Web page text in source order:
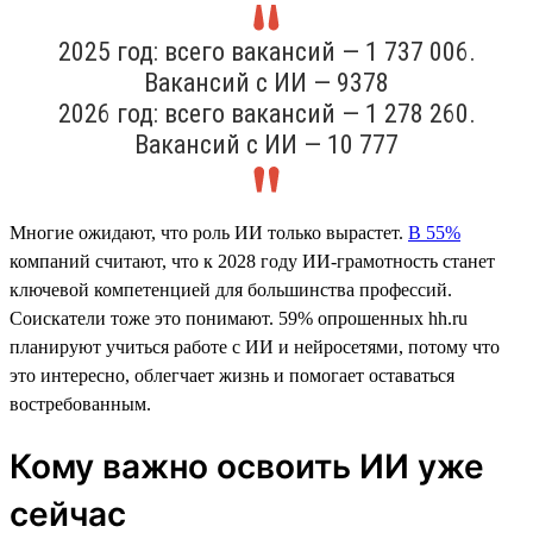
2025 год: всего вакансий — 1 737 006.
Вакансий с ИИ — 9378
2026 год: всего вакансий — 1 278 260.
Вакансий с ИИ — 10 777
Многие ожидают, что роль ИИ только вырастет. В 55%
компаний считают, что к 2028 году ИИ-грамотность станет
ключевой компетенцией для большинства профессий.
Соискатели тоже это понимают. 59% опрошенных hh.ru
планируют учиться работе с ИИ и нейросетями, потому что
это интересно, облегчает жизнь и помогает оставаться
востребованным.
Кому важно освоить ИИ уже
сейчас